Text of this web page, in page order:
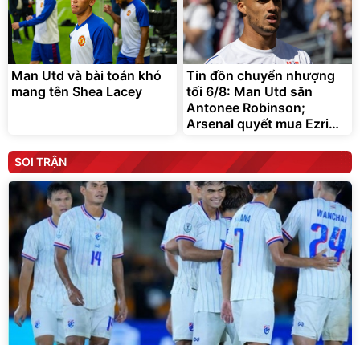
Man Utd và bài toán khó
mang tên Shea Lacey
Tin đồn chuyển nhượng
tối 6/8: Man Utd săn
Antonee Robinson;
Arsenal quyết mua Ezri
SOI TRẬN